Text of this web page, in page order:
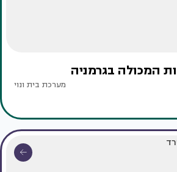
המכולה בגרמניה
מערכת בית ונוי